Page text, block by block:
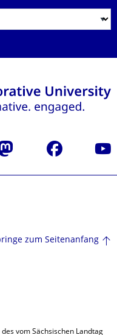
Facebook
zum Seitenanfang
vom Sächsischen Landtag